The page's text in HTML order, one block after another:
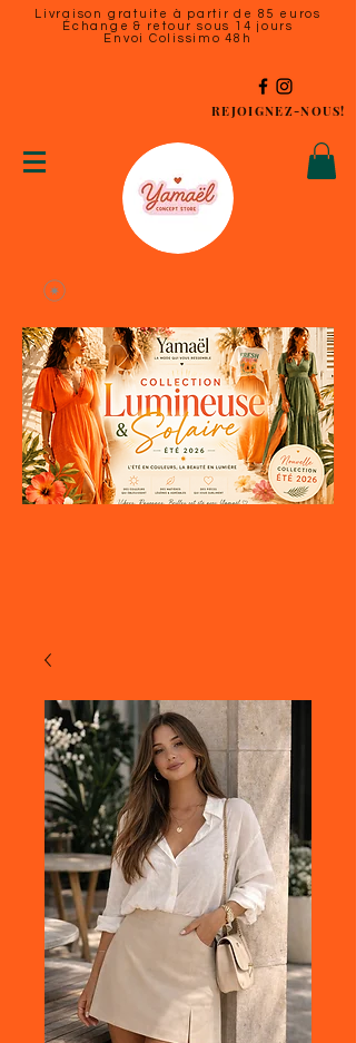
Livraison gratuite à partir de 85 euros
Échange & retour sous 14 jours
Envoi Colissimo 48h
REJOIGNEZ-NOUS!